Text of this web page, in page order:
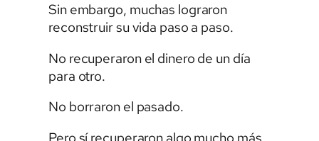
Sin embargo, muchas lograron
reconstruir su vida paso a paso.
No recuperaron el dinero de un día
para otro.
No borraron el pasado.